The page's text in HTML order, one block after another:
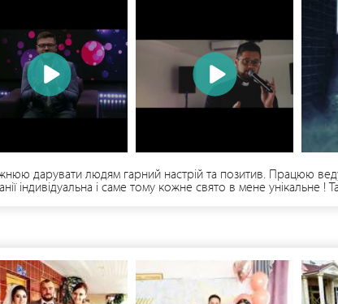
дарувати людям гарний настрій та позитив. Працюю
індивідуальна і саме тому кожне свято в мене унікальне